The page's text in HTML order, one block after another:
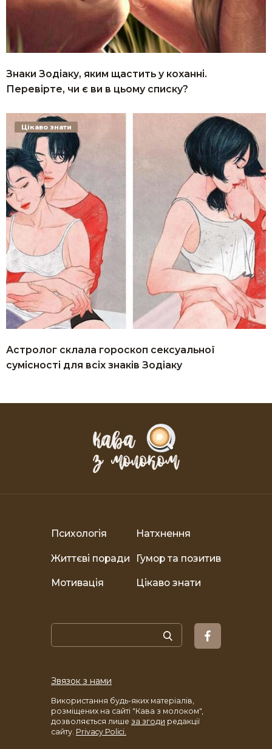
Знаки Зодіаку, яким щастить у коханні.
Перевірте, чи є ви в цьому списку?
Астролог склала гороскоп сексуальної
сумісності для всіх знаків Зодіаку
Цікаво знати
Психологія Натхнення
Життєві поради Гумор та позитив
Мотивація Цікаво знати
Звязок з нами
Використання будь-яких матеріалів,
розміщених на сайті "Кава з молоком",
дозволяється лише за згоди редакції
сайту. Privacy Polici.